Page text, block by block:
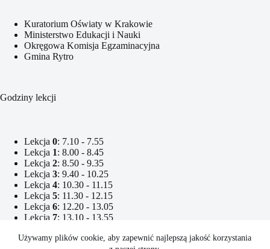
Używamy plików cookie, aby zapewnić najlepszą jakość korzystania
Kuratorium Oświaty w Krakowie
Ministerstwo Edukacji i Nauki
Okręgowa Komisja Egzaminacyjna
Gmina Rytro
Godziny lekcji
Lekcja 0: 7.10 - 7.55
Lekcja 1: 8.00 - 8.45
Lekcja 2: 8.50 - 9.35
Lekcja 3: 9.40 - 10.25
Lekcja 4: 10.30 - 11.15
Lekcja 5: 11.30 - 12.15
Lekcja 6: 12.20 - 13.05
Lekcja 7: 13.10 - 13.55
Lekcja 9: 15.00 - 15.45